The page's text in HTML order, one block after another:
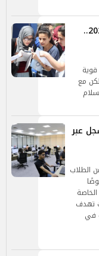
بعد رسوب بعض طلاب الثانوية العامة 2024..
مع
التسجل عبر
الطلاب
تهدف
في